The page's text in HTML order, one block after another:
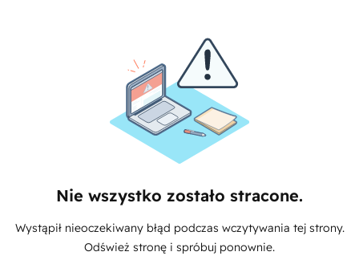
Nie wszystko zostało stracone.
Wystąpił nieoczekiwany błąd podczas wczytywania tej strony.
Odśwież stronę i spróbuj ponownie.